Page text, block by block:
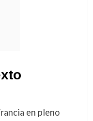
en pleno